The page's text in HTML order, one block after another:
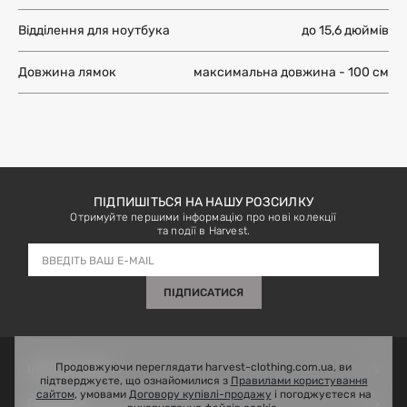
Відділення для ноутбука до 15,6 дюймів
Довжина лямок максимальна довжина - 100 см
ПІДПИШІТЬСЯ НА НАШУ РОЗСИЛКУ
Отримуйте першими інформацію про нові колекції
та події в Harvest.
ПІДПИСАТИСЯ
ІНФОРМАЦІЯ
Outlet
Продовжуючи переглядати harvest-clothing.com.ua, ви
підтверджуєте, що ознайомилися зПравилами користування
сайтом, умовамиДоговору купівлі-продажуі погоджуєтеся на